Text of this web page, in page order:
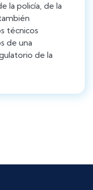
la policía, de la
técnicos
de una
de la